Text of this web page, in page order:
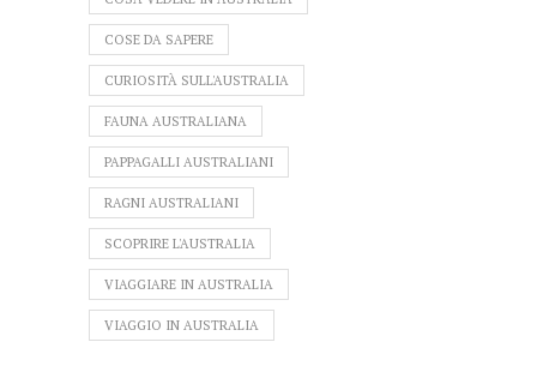
COSE DA SAPERE
CURIOSITÀ SULL'AUSTRALIA
FAUNA AUSTRALIANA
PAPPAGALLI AUSTRALIANI
RAGNI AUSTRALIANI
SCOPRIRE L'AUSTRALIA
VIAGGIARE IN AUSTRALIA
VIAGGIO IN AUSTRALIA